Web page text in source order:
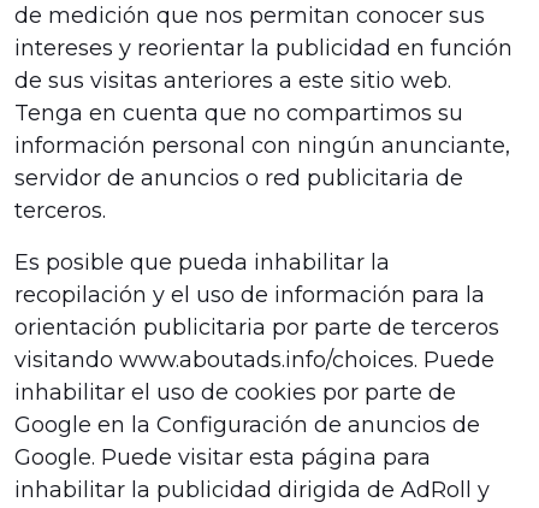
de medición que nos permitan conocer sus
intereses y reorientar la publicidad en función
de sus visitas anteriores a este sitio web.
Tenga en cuenta que no compartimos su
información personal con ningún anunciante,
servidor de anuncios o red publicitaria de
terceros.
Es posible que pueda inhabilitar la
recopilación y el uso de información para la
orientación publicitaria por parte de terceros
visitando www.aboutads.info/choices. Puede
inhabilitar el uso de cookies por parte de
Google en la Configuración de anuncios de
Google. Puede visitar esta página para
inhabilitar la publicidad dirigida de AdRoll y